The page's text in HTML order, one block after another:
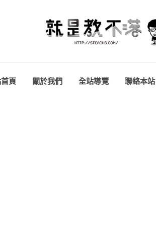
頁 關於我們 全站導覽 聯絡本站